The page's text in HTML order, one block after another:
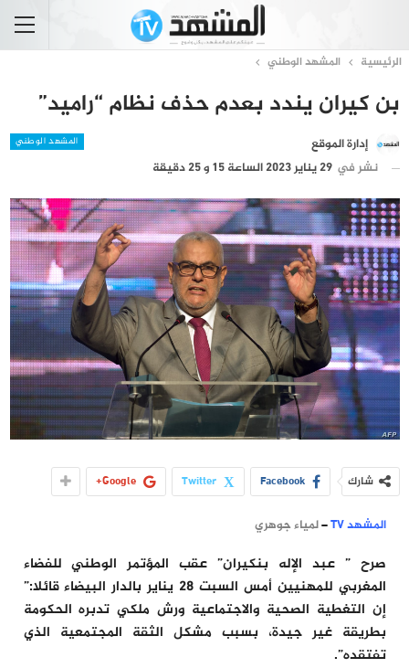
الرئيسية المشهد الوطني
بن كيران يندد بعدم حذف نظام “راميد”
المشهد الوطني
إدارة الموقع
نشر في 29 يناير 2023 الساعة 15 و 25 دقيقة
شارك Facebook
Twitter
Google+
المشهد TV –لمياء جوهري
صرح ” عبد الإله بنكيران” عقب المؤتمر الوطني للفضاء
المغربي للمهنيين أمس السبت 28 يناير بالدار البيضاء قائلا:”
إن التغطية الصحية والاجتماعية ورش ملكي تدبره الحكومة
بطريقة غير جيدة، بسبب مشكل الثقة المجتمعية الذي
تفتقده”.